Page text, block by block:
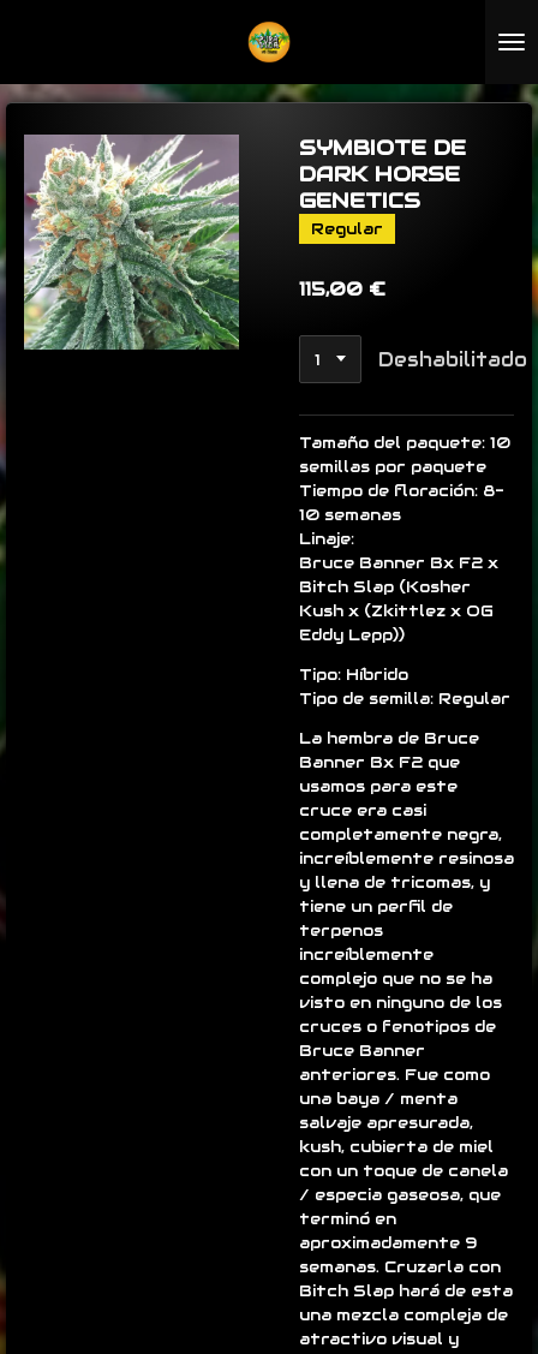
principal
SYMBIOTE DE
DARK HORSE
GENETICS
Regular
115,00 €
Deshabilitado
Tamaño del paquete: 10
semillas por paquete
Tiempo de floración: 8-
10 semanas
Linaje:
Bruce Banner Bx F2 x
Bitch Slap (Kosher
Kush x (Zkittlez x OG
Eddy Lepp))
Tipo: Híbrido
Tipo de semilla: Regular
La hembra de Bruce
Banner Bx F2 que
usamos para este
cruce era casi
completamente negra,
increíblemente resinosa
y llena de tricomas, y
tiene un perfil de
terpenos
increíblemente
complejo que no se ha
visto en ninguno de los
cruces o fenotipos de
Bruce Banner
anteriores. Fue como
una baya / menta
salvaje apresurada,
kush, cubierta de miel
con un toque de canela
/ especia gaseosa, que
terminó en
aproximadamente 9
semanas. Cruzarla con
Bitch Slap hará de esta
una mezcla compleja de
atractivo visual y